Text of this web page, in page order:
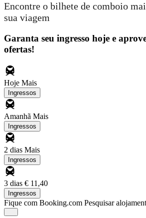
Encontre o bilhete de comboio
sua viagem
Garanta seu ingresso hoje e
ofertas!
Hoje Mais
Ingressos
Amanhã Mais
Ingressos
2 dias Mais
Ingressos
3 dias € 11,40
Ingressos
Fique com Booking.com Pesquisar